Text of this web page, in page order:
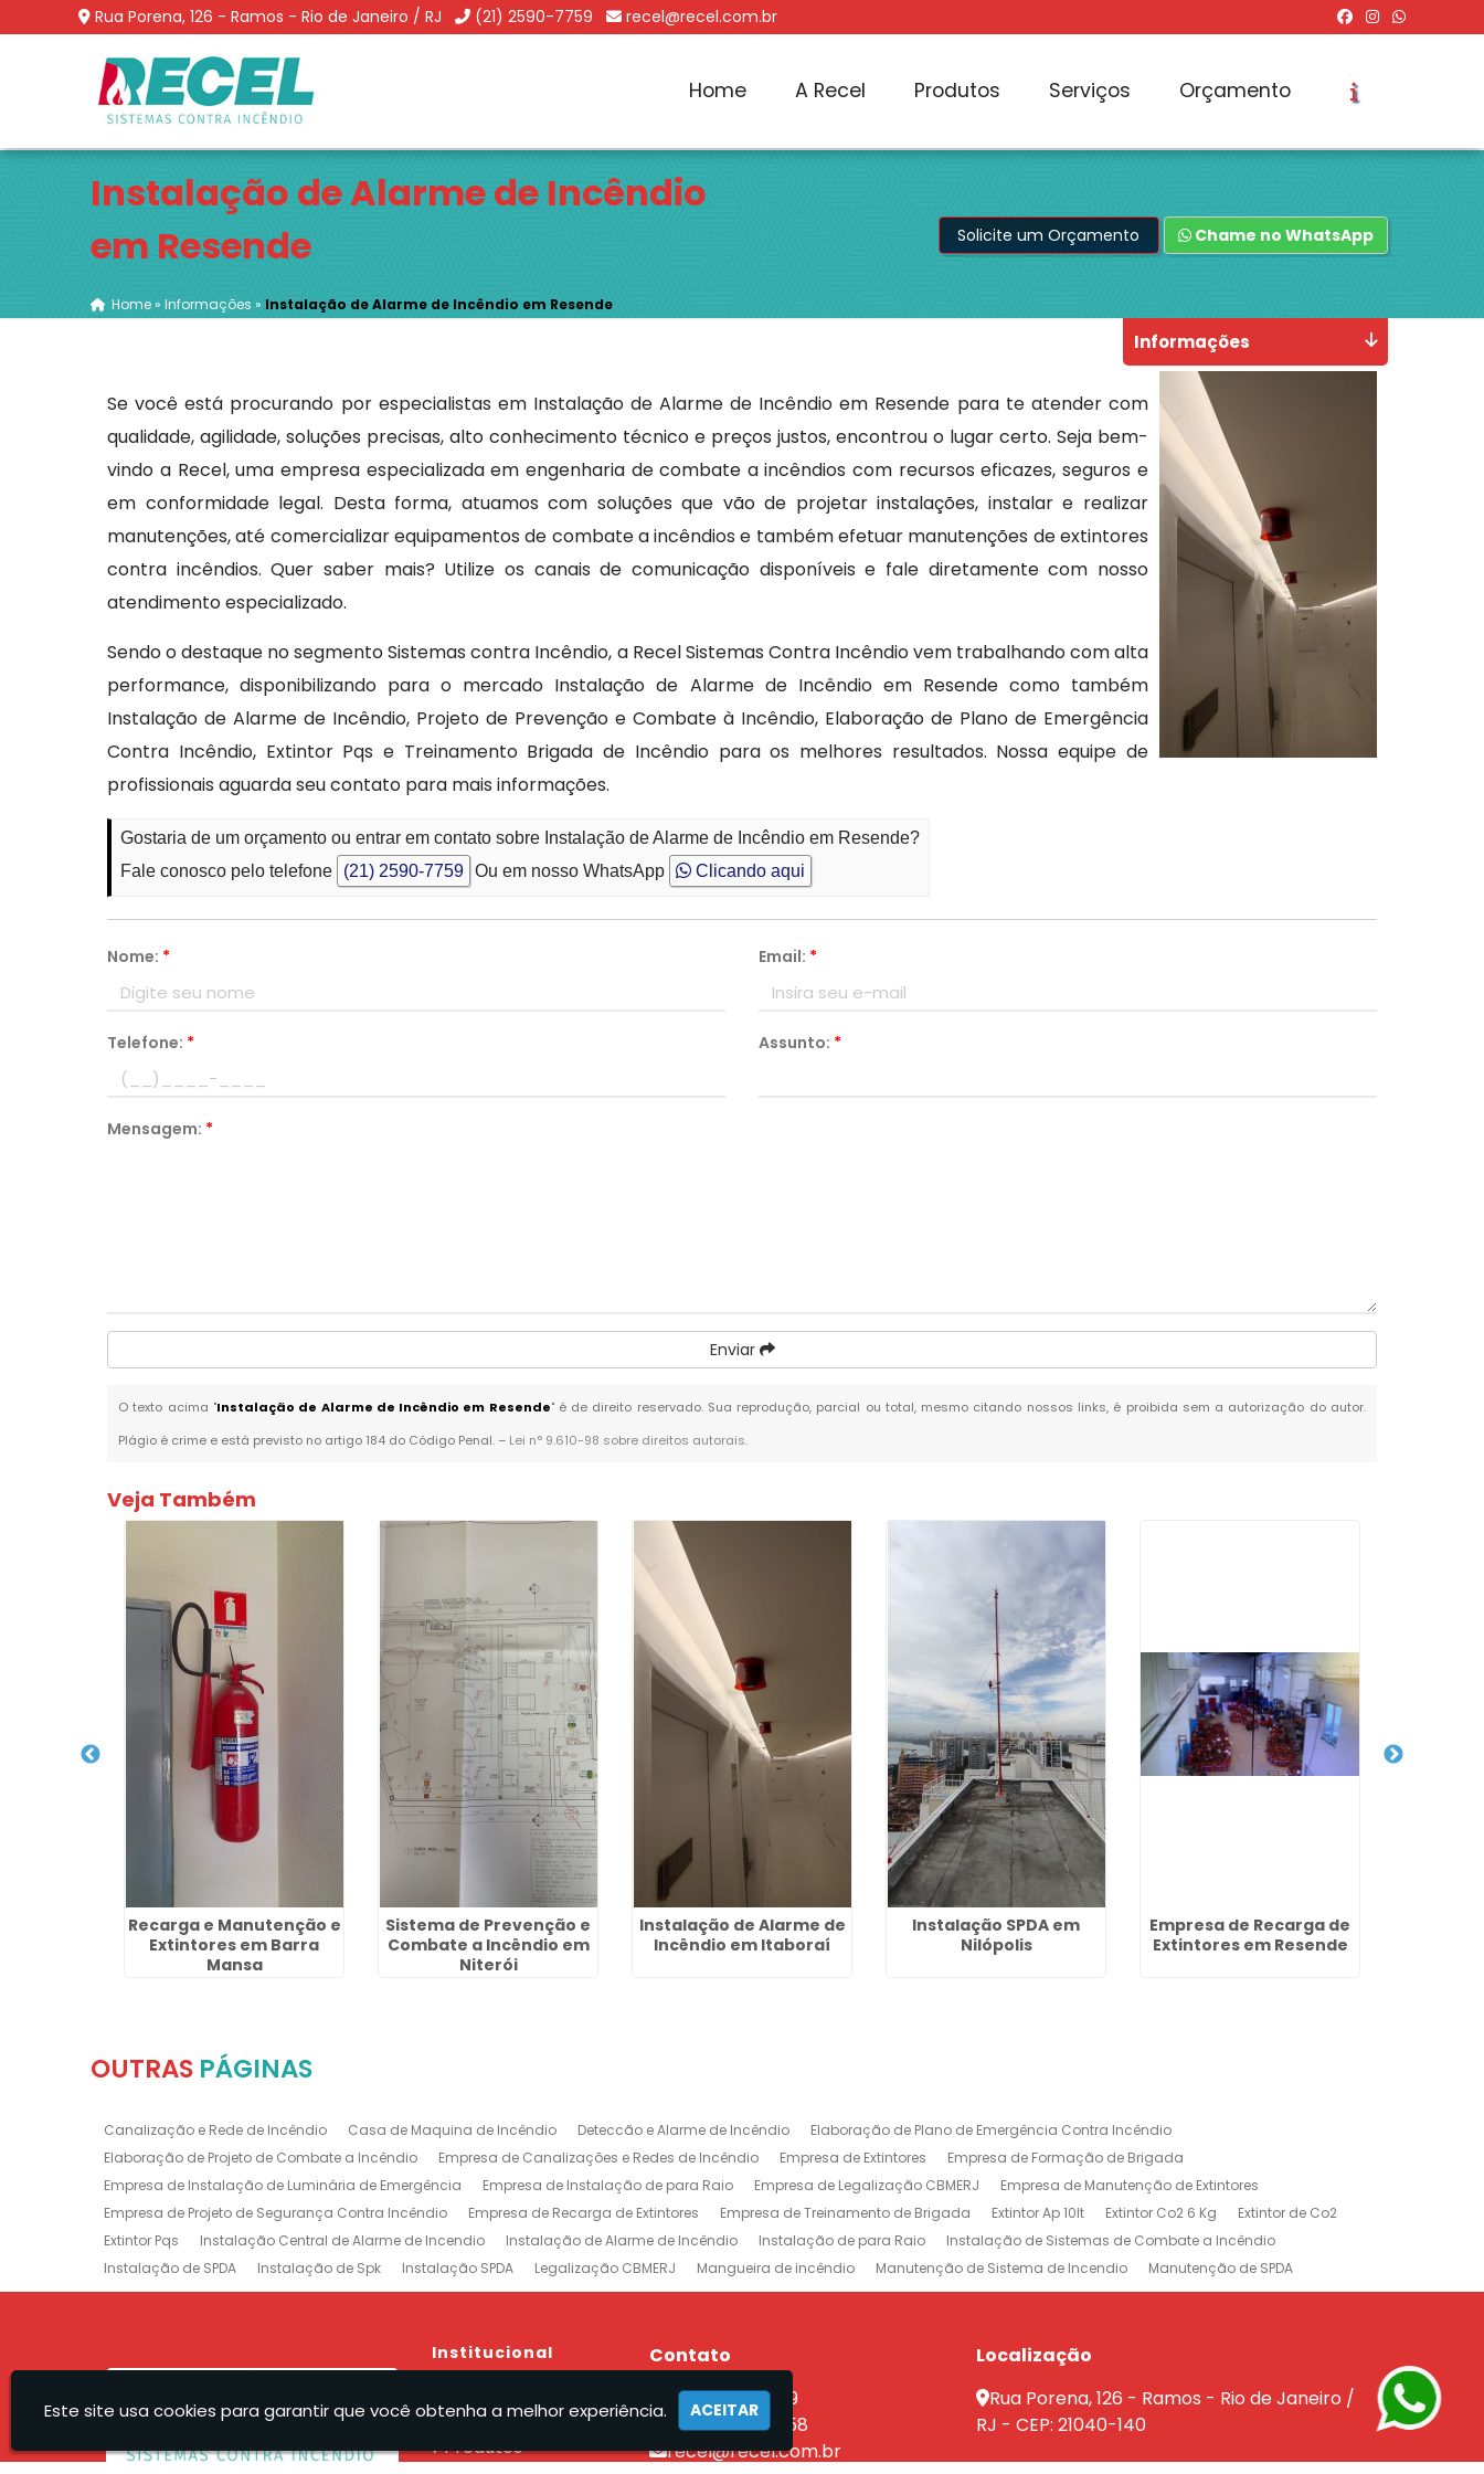
Rua Porena, 126 - Ramos - Rio de Janeiro / RJ (21) 2590-7759 recel@recel.com.br
Home A Recel Produtos Serviços Orçamento
Instalação de Alarme de Incêndio
em Resende
Home»Informações » Instalação de Alarme de Incêndio em Resende
Solicite um Orçamento Chame no WhatsApp
Se você está procurando por especialistas em Instalação de Alarme de Incêndio em Resende para te atender com
qualidade, agilidade, soluções precisas, alto conhecimento técnico e preços justos, encontrou o lugar certo. Seja bem-
vindo a Recel, uma empresa especializada em engenharia de combate a incêndios com recursos eficazes, seguros e
em conformidade legal. Desta forma, atuamos com soluções que vão de projetar instalações, instalar e realizar
manutenções, até comercializar equipamentos de combate a incêndios e também efetuar manutenções de extintores
contra incêndios. Quer saber mais? Utilize os canais de comunicação disponíveis e fale diretamente com nosso
atendimento especializado.
Sendo o destaque no segmento Sistemas contra Incêndio, a Recel Sistemas Contra Incêndio vem trabalhando com alta
performance, disponibilizando para o mercado Instalação de Alarme de Incêndio em Resende como também
Instalação de Alarme de Incêndio, Projeto de Prevenção e Combate à Incêndio, Elaboração de Plano de Emergência
Contra Incêndio, Extintor Pqs e Treinamento Brigada de Incêndio para os melhores resultados. Nossa equipe de
profissionais aguarda seu contato para mais informações.
Gostaria de um orçamento ou entrar em contato sobre Instalação de Alarme de Incêndio em Resende?
Fale conosco pelo telefone
(21) 2590-7759 Ou em nosso WhatsApp Clicando aqui
Nome: * Email: *
Telefone: * Assunto: *
Mensagem: *
Enviar
O texto acima "Instalação de Alarme de Incêndio em Resende" é de direito reservado. Sua reprodução, parcial ou total, mesmo citando nossos links, é proibida sem a autorização do autor.
Plágio é crime e está previsto no artigo 184 do Código Penal. – Lei n° 9.610-98 sobre direitos autorais.
Informações
Veja Também
Recarga e Manutenção e
Extintores em Barra
Mansa
Sistema de Prevenção e
Combate a Incêndio em
Niterói
Instalação de Alarme de
Incêndio em Itaboraí
Instalação SPDA em
Nilópolis
Empresa de Recarga de
Extintores em Resende
OUTRAS PÁGINAS
Canalização e Rede de Incêndio Casa de Maquina de Incêndio Deteccão e Alarme de Incêndio
Elaboração de Plano de Emergência Contra Incêndio
Elaboração de Projeto de Combate a Incêndio
Empresa de Canalizações e Redes de Incêndio Empresa de Extintores
Empresa de Formação de Brigada
Empresa de Instalação de Luminária de Emergência
Empresa de Instalação de para Raio Empresa de Legalização CBMERJ
Empresa de Manutenção de Extintores
Empresa de Projeto de Segurança Contra Incêndio
Empresa de Recarga de Extintores Empresa de Treinamento de Brigada Extintor Ap 10lt Extintor Co2 6 Kg
Extintor de Co2
Extintor Pqs
Instalação Central de Alarme de Incendio Instalação de Alarme de Incêndio Instalação de para Raio
Instalação de Sistemas de Combate a Incêndio
Instalação de SPDA
Instalação de Spk Instalação SPDA Legalização CBMERJ Mangueira de incêndio Manutenção de Sistema de Incendio
Manutenção de SPDA
Manutenção e Instalação de SPDA
Projeto de Detecção e Alarme de Incêndio Projeto de Prevenção e Combate à Incêndio
Projeto de Sistema de Combate a Incendio
Empresa de Manutenção de Extintores em Jacarepaguá Empresa de Extintores na Barra da Tijuca
Empresa de Extintores no Rio de Janeiro
Prevenção e Combate a Incêndio no Rio de Janeiro
Sistemas de Combate a Incêndio no Rio de Janeiro
Manutenção Sistema Preventivo Rio de Janeiro
Empresa de Projeto de Incêndio Rio de Janeiro
Institucional
A Recel
Produtos
Contato
(21) 2590-7759
(21) 96462-7358
recel@recel.com.br
Localização
Rua Porena, 126 - Ramos - Rio de Janeiro /
RJ - CEP: 21040-140
Este site usa cookies para garantir que você obtenha a melhor experiência. ACEITAR